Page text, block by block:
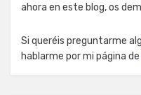
ahora en este blog, os
Si queréis preguntarme
hablarme por mi página de